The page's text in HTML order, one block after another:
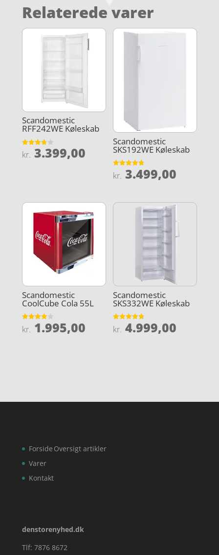
Relaterede varer
Scandomestic
RFF242WE Køleskab
Vurderet
3.8
kr. 3.399,00
Scandomestic
SKS192WE Køleskab
Vurderet
4.8
kr. 3.499,00
Scandomestic
CoolCube Cola 55L
Vurderet
4
kr. 1.995,00
Scandomestic
SKS332WE Køleskab
Vurderet
4.8
kr. 4.999,00
Forside
Varer
Kontakt
Oversigt artikler
denstorenyhed.dk
Tlf: 7876 8672